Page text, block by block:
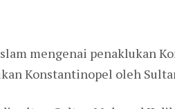
mengenai penaklukan
Konstantinopel oleh